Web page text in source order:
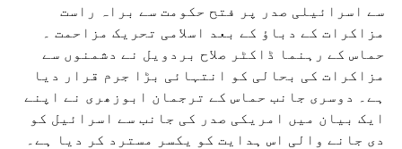
سے اسرائیلی صدر پر فتح حکومت سے براہ راست
مزاکرات کے دباؤ کے بعد اسلامی تحریک مزاحمت ۔
حماس کے رہنما ڈاکٹر صلاح بردویل نے دشمنوں سے
مزاکرات کی بحالی کو انتہائی بڑا جرم قرار دیا
ہے۔ دوسری جانب حماس کے ترجمان ابوزھری نے اپنے
ایک بیان میں امریکی صدر کی جانب سے اسرائیل کو
دی جانے والی اس ہدایت کو یکسر مسترد کر دیا ہے۔